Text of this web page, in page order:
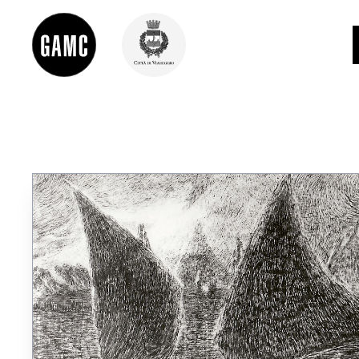
DIDATTICA
SHOP
LE COLLEZIONI
GLI AUTORI
LORENZO VIANI
MOSTRE
EVENTI
PALAZZO DELLE MUSE